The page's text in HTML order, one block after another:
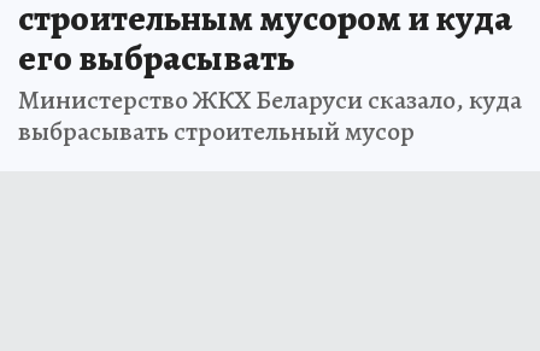
строительным мусором и куда
его выбрасывать
Министерство ЖКХ Беларуси сказало, куда
выбрасывать строительный мусор